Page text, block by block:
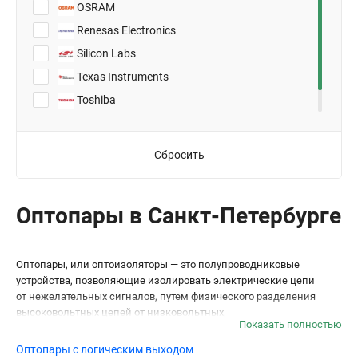
OSRAM
Renesas Electronics
Silicon Labs
Texas Instruments
Toshiba
Сбросить
Оптопары в Санкт-Петербурге
Оптопары, или оптоизоляторы — это полупроводниковые
устройства, позволяющие изолировать электрические цепи
от нежелательных сигналов, путем физического разделения
высоковольтных цепей от низковольтных,
высокочувствительных цепей системы при помощи
использования оптического канала связи как внутри
Показать полностью
Оптопары с логическим выходом